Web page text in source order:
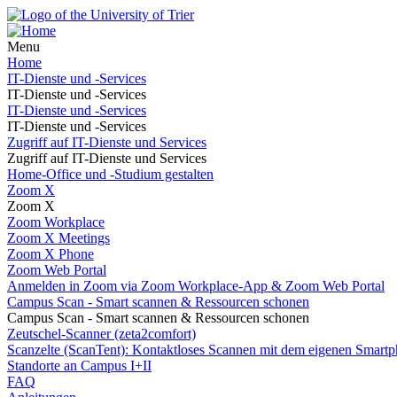
Menu
Home
IT-Dienste und -Services
IT-Dienste und -Services
IT-Dienste und -Services
IT-Dienste und -Services
Zugriff auf IT-Dienste und Services
Zugriff auf IT-Dienste und Services
Home-Office und -Studium gestalten
Zoom X
Zoom X
Zoom Workplace
Zoom X Meetings
Zoom X Phone
Zoom Web Portal
Anmelden in Zoom via Zoom Workplace-App & Zoom Web Portal
Campus Scan - Smart scannen & Ressourcen schonen
Campus Scan - Smart scannen & Ressourcen schonen
Zeutschel-Scanner (zeta2comfort)
Scanzelte (ScanTent): Kontaktloses Scannen mit dem eigenen
Standorte an Campus I+II
FAQ